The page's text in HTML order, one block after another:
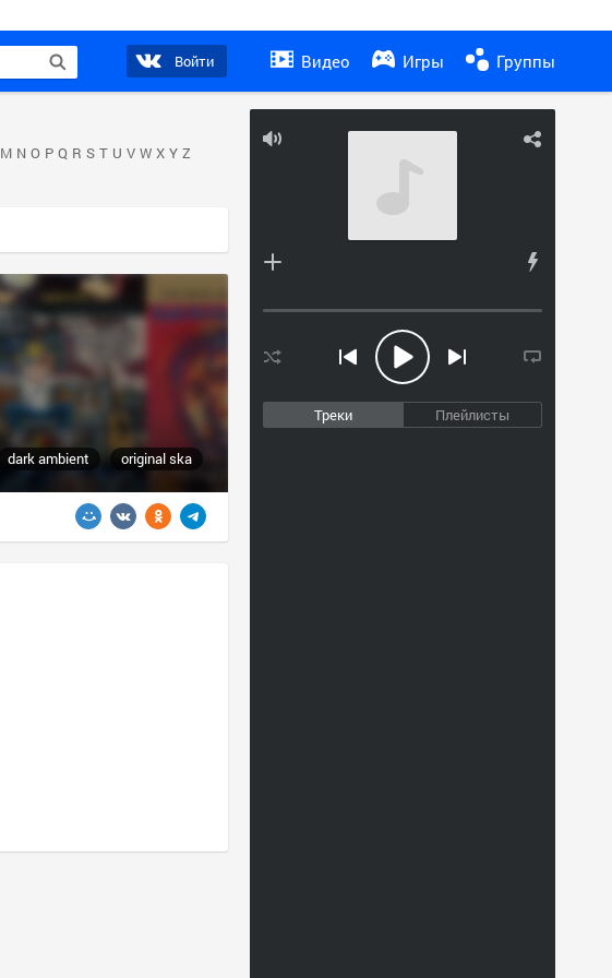
Войти Видео Игры Группы
Треки Плейлисты
M N O P Q R S T U V W X Y Z
dark ambient
original ska